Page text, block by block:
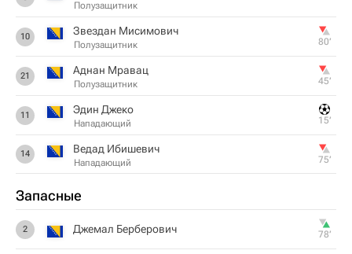
Полузащитник
10 Звездан Мисимович
Полузащитник 80‎’‎
21 Аднан Мравац
Полузащитник 45‎’‎
11 Эдин Джеко
Нападающий 15‎’‎
14 Ведад Ибишевич
Нападающий 75‎’‎
Запасные
2 Джемал Берберович 78‎’‎